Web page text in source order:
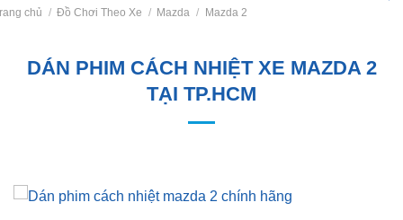
chủ / Đồ Chơi Theo Xe / Mazda / Mazda 2
DÁN PHIM CÁCH NHIỆT XE MAZDA 2
TẠI TP.HCM